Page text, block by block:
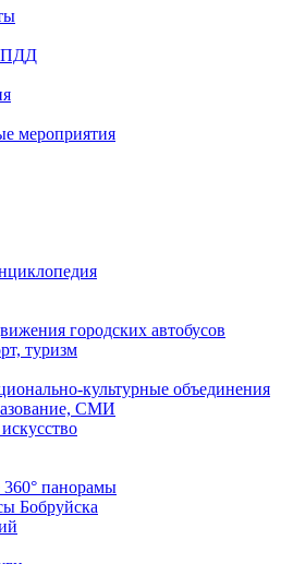
ПДД
мероприятия
городских автобусов
туризм
культурные объединения
СМИ
панорамы
Бобруйска